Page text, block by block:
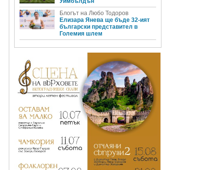
Блогът на Любо Тодоров
Елизара Янева ще бъде 32-ият
български представител в
Големия шлем